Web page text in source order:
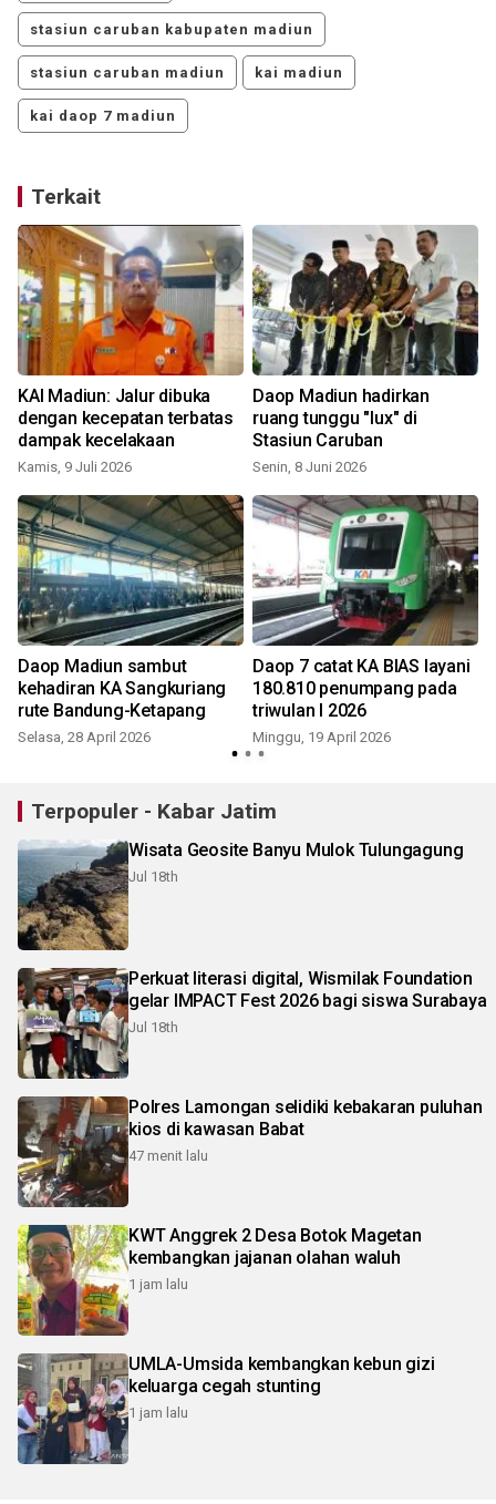
stasiun caruban kabupaten madiun
stasiun caruban madiun kai madiun
kai daop 7 madiun
Terkait
KAI Madiun: Jalur dibuka
dengan kecepatan terbatas
dampak kecelakaan
Kamis, 9 Juli 2026
Daop Madiun hadirkan
ruang tunggu "lux" di
Stasiun Caruban
Senin, 8 Juni 2026
Daop Madiun sambut
kehadiran KA Sangkuriang
rute Bandung-Ketapang
Selasa, 28 April 2026
Daop 7 catat KA BIAS layani
180.810 penumpang pada
triwulan I 2026
Minggu, 19 April 2026
Terpopuler - Kabar Jatim
Wisata Geosite Banyu Mulok Tulungagung
Jul 18th
Perkuat literasi digital, Wismilak Foundation
gelar IMPACT Fest 2026 bagi siswa Surabaya
Jul 18th
Polres Lamongan selidiki kebakaran puluhan
kios di kawasan Babat
47 menit lalu
KWT Anggrek 2 Desa Botok Magetan
kembangkan jajanan olahan waluh
1 jam lalu
UMLA-Umsida kembangkan kebun gizi
keluarga cegah stunting
1 jam lalu